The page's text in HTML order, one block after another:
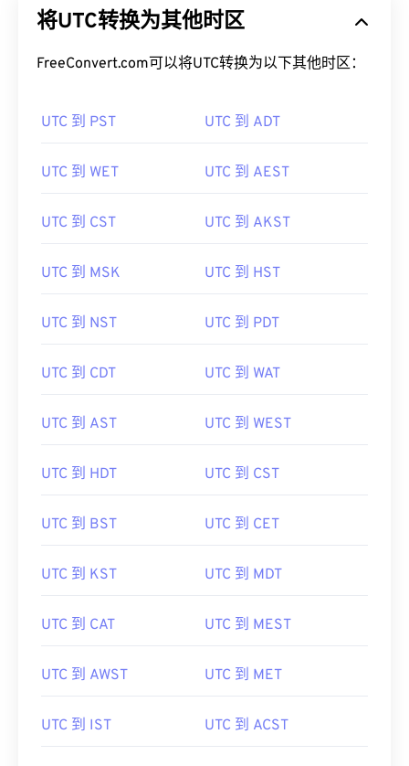
将UTC转换为其他时区
FreeConvert.com可以将UTC转换为以下其他时区：
UTC 到 PST UTC 到 ADT
UTC 到 WET UTC 到 AEST
UTC 到 CST UTC 到 AKST
UTC 到 MSK UTC 到 HST
UTC 到 NST UTC 到 PDT
UTC 到 CDT UTC 到 WAT
UTC 到 AST UTC 到 WEST
UTC 到 HDT UTC 到 CST
UTC 到 BST UTC 到 CET
UTC 到 KST UTC 到 MDT
UTC 到 CAT UTC 到 MEST
UTC 到 AWST UTC 到 MET
UTC 到 IST UTC 到 ACST